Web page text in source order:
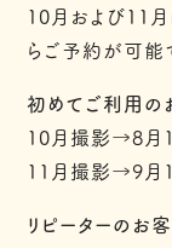
10月および11月
らご予約が可能
初めてご利用の
10月撮影→8月
11月撮影→9月
リピーターのお